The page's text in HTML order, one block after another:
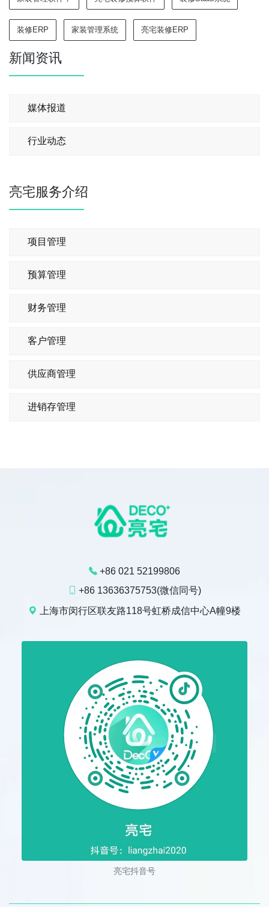
装修ERP 家装管理系统 亮宅装修ERP
新闻资讯
媒体报道
行业动态
亮宅服务介绍
项目管理
预算管理
财务管理
客户管理
供应商管理
进销存管理
+86 021 52199806
+86 13636375753(微信同号)
上海市闵行区联友路118号虹桥成信中心A幢9楼
亮宅抖音号